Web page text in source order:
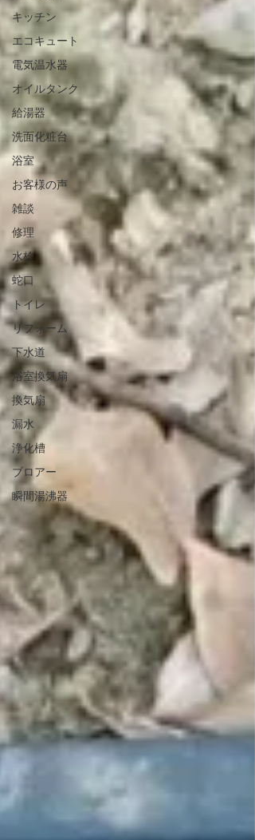
キッチン
エコキュート
電気温水器
オイルタンク
給湯器
洗面化粧台
浴室
お客様の声
雑談
修理
水栓
蛇口
トイレ
リフォーム
下水道
浴室換気扇
換気扇
漏水
浄化槽
ブロアー
瞬間湯沸器